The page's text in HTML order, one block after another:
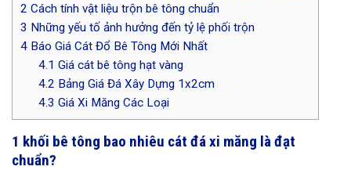
2 Cách tính vật liệu trộn bê tông chuẩn
3 Những yếu tố ảnh hưởng đến tỷ lệ phối trộn
4 Báo Giá Cát Đổ Bê Tông Mới Nhất
4.1 Giá cát bê tông hạt vàng
4.2 Bảng Giá Đá Xây Dựng 1x2cm
4.3 Giá Xi Măng Các Loại
1 khối bê tông bao nhiêu cát đá xi măng là đạt
chuẩn?